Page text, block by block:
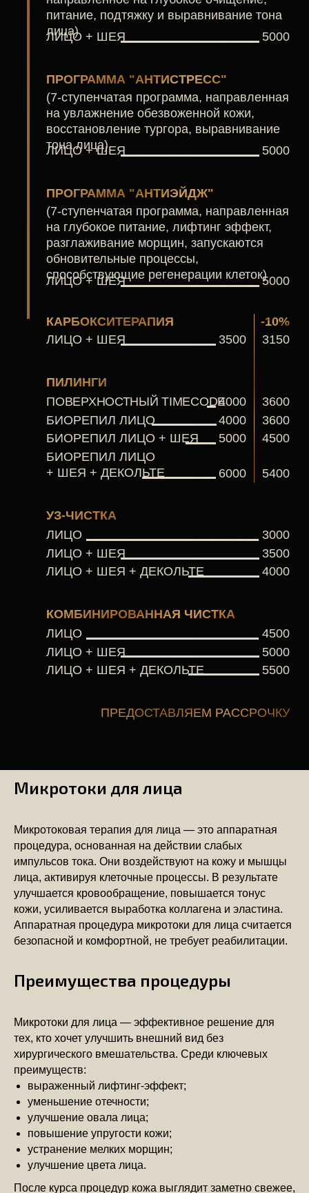
Микротоки для лица
Микротоковая терапия для лица — это аппаратная
процедура, основанная на действии слабых
импульсов тока. Они воздействуют на кожу и мышцы
лица, активируя клеточные процессы. В результате
улучшается кровообращение, повышается тонус
кожи, усиливается выработка коллагена и эластина.
Аппаратная процедура микротоки для лица считается
безопасной и комфортной, не требует реабилитации.
Преимущества процедуры
Микротоки для лица — эффективное решение для
тех, кто хочет улучшить внешний вид без
хирургического вмешательства. Среди ключевых
преимуществ:
выраженный лифтинг-эффект;
уменьшение отечности;
улучшение овала лица;
повышение упругости кожи;
устранение мелких морщин;
улучшение цвета лица.
После курса процедур кожа выглядит заметно свежее,
СТАНЬТЕ ЭТАЛОНОМ
УХОЖЕННОСТИ УЖЕ СЕГОДНЯ
необходимость в процедуре,
но есть сомнения
ЗАПИСАТЬСЯ НА
ПОЛУЧИТЕ КОНСУЛЬТАЦИЮ
СПЕЦИАЛИСТА